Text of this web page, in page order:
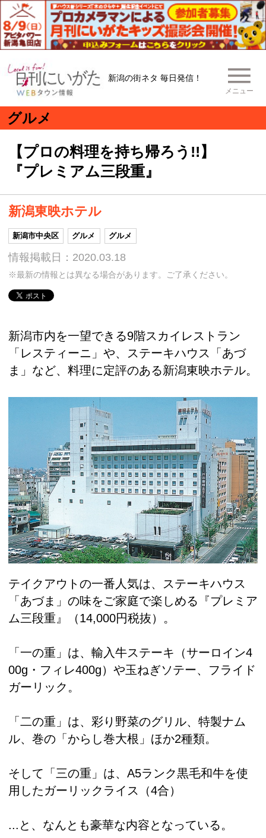
新潟の街ネタ 毎日発信！
メニュー
グルメ
【プロの料理を持ち帰ろう!!】
『プレミアム三段重』
新潟東映ホテル
新潟市中央区 グルメ グルメ
情報掲載日：2020.03.18
※最新の情報とは異なる場合があります。ご了承ください。
新潟市内を一望できる9階スカイレストラン
「レスティーニ」や、ステーキハウス「あづ
ま」など、料理に定評のある新潟東映ホテル。
テイクアウトの一番人気は、ステーキハウス
「あづま」の味をご家庭で楽しめる『プレミア
ム三段重』（14,000円税抜）。
「一の重」は、輸入牛ステーキ（サーロイン4
00g・フィレ400g）や玉ねぎソテー、フライド
ガーリック。
「二の重」は、彩り野菜のグリル、特製ナム
ル、巻の「からし巻大根」ほか2種類。
そして「三の重」は、A5ランク黒毛和牛を使
用したガーリックライス（4合）
...と、なんとも豪華な内容となっている。